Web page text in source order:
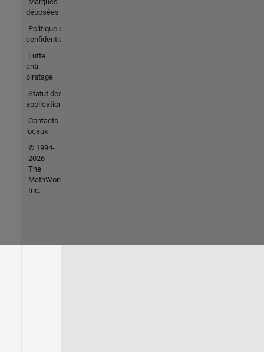
déposées
Politique de
confidentialité
Lutte
anti-
piratage
Statut des
applications
Contacts
locaux
© 1994-
2026
The
MathWorks,
Inc.